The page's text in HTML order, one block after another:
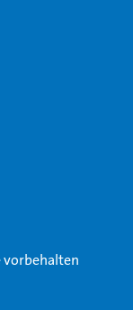
vorbehalten